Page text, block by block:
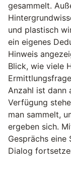
gesammelt.
und plastisch
ein eigenes
Hinweis
Blick, wie viele
Anzahl ist dann
Verfügung
man sammelt,
ergeben sich.
Gesprächs eine
Dialog